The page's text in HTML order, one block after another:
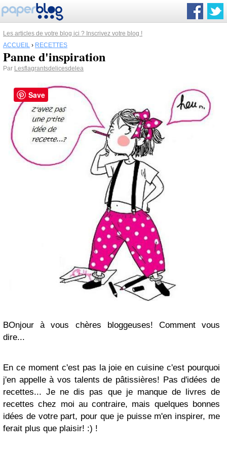
Les articles de votre blog ici ? Inscrivez votre blog !
ACCUEIL › RECETTES
Panne d'inspiration
Par Lesflagrantsdelicesdelea
BOnjour à vous chères bloggeuses! Comment vous
dire...
En ce moment c'est pas la joie en cuisine c'est pourquoi
j'en appelle à vos talents de pâtissières! Pas d'idées de
recettes... Je ne dis pas que je manque de livres de
recettes chez moi au contraire, mais quelques bonnes
idées de votre part, pour que je puisse m'en inspirer, me
ferait plus que plaisir! :) !
Save